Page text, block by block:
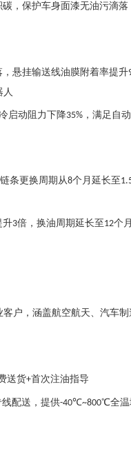
碳，保护车身面漆无油污滴落
悬挂输送线油膜附着率提升
人
启动阻力下降35% ，满足自
链条更换周期从8个月延长至
升3倍，换油周期延长至 12个
客户，涵盖航空航天、汽车
送货+首次注油指导
线配送，提供-40℃~800℃全温